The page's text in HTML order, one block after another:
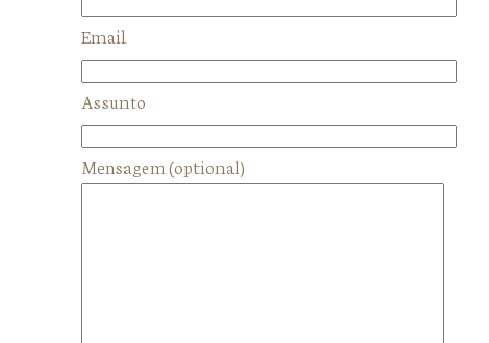
Email
Assunto
Mensagem (optional)